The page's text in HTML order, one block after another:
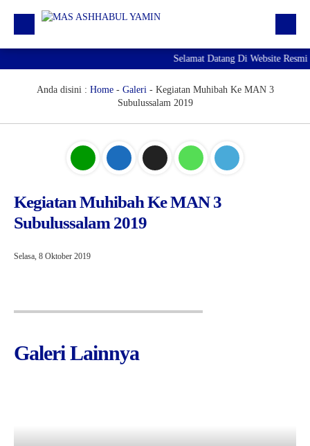
Daftar GTK
Pengumuman
Download
Selamat Datang Di Website
Anda disini : Home- Galeri- Kegiatan Muhibah Ke MAN 3
Subulussalam 2019
Kegiatan Muhibah Ke MAN 3
Subulussalam 2019
Selasa, 8 Oktober 2019
Galeri Lainnya